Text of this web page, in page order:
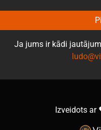
Ja jums ir kādi
Izveidots ar